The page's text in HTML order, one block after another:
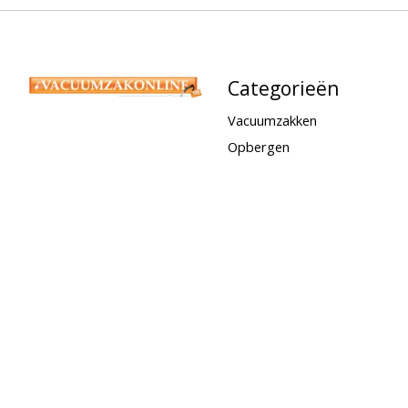
Categorieën
Vacuumzakken
Opbergen